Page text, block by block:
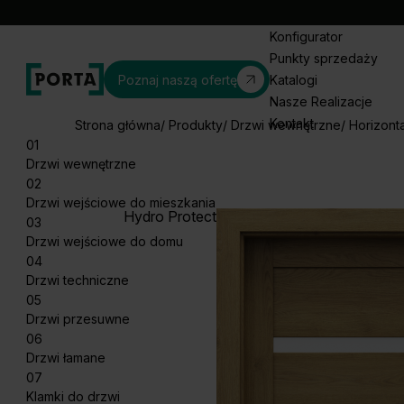
Poznaj naszą ofertę
Konfigurator
Punkty sprzedaży
Katalogi
Nasze Realizacje
Kontakt
01
Drzwi wewnętrzne
02
Drzwi wejściowe do mieszkania
03
Drzwi wejściowe do domu
04
Drzwi techniczne
05
Drzwi przesuwne
06
Drzwi łamane
07
Klamki do drzwi
Strona główna Produkty Drzwi wewnętrzne
Hydro Protect